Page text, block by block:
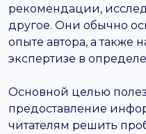
рекомендации,
другое. Они обычно
опыте автора, а также
экспертизе в
Основной целью
предоставление
читателям решить